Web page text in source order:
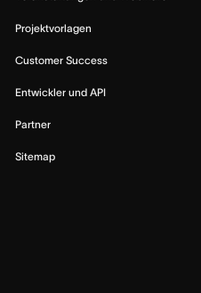
Projektvorlagen
Customer Success
Entwickler und API
Partner
Sitemap